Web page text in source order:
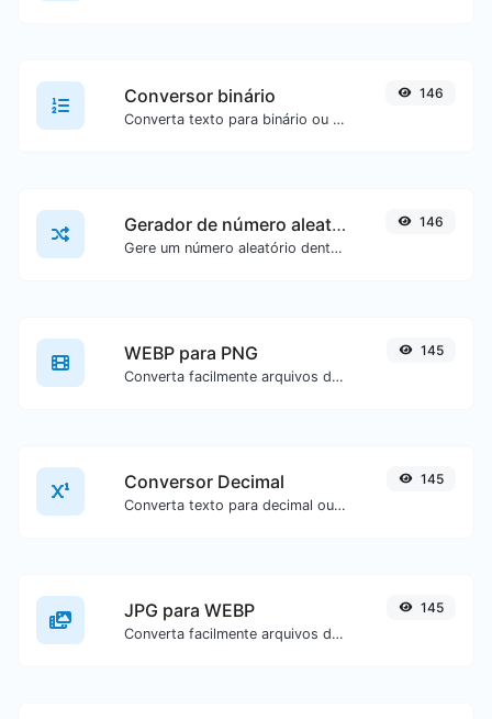
Conversor binário
Converta texto para binário ou vice-versa para qualquer entrada de texto.
146
Gerador de número aleatório
Gere um número aleatório dentro de um intervalo especificado.
146
WEBP para PNG
Converta facilmente arquivos de imagem WEBP para PNG.
145
Conversor Decimal
Converta texto para decimal ou vice-versa para qualquer entrada de texto.
145
JPG para WEBP
Converta facilmente arquivos de imagem JPG para WEBP.
145